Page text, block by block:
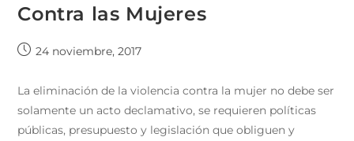
Contra las Mujeres
24 noviembre, 2017
La eliminación de la violencia contra la mujer no debe ser
solamente un acto declamativo, se requieren políticas
públicas, presupuesto y legislación que obliguen y